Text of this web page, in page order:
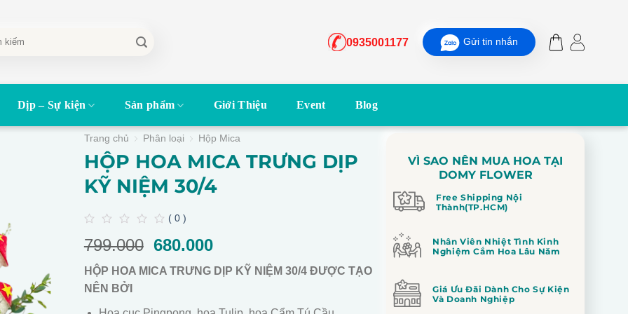
0935001177 Gửi tin nhắn
Dịp – Sự kiện Sản phẩm Giới Thiệu Event Blog
Trang chủ Phân loại Hộp Mica
HỘP HOA MICA TRƯNG DỊP
KỸ NIỆM 30/4
out
5
( 0 )
799.000 Giá
gốc
là:
680.000
hiện
tại
HỘP HOA MICA TRƯNG DỊP KỸ NIỆM 30/4 ĐƯỢC TẠO
NÊN BỞI
VÌ SAO NÊN MUA HOA TẠI
DOMY FLOWER
Free Shipping Nội
Thành(TP.HCM)
Nhân Viên Nhiệt Tình Kinh
Nghiệm Cắm Hoa Lâu Năm
Giá Ưu Đãi Dành Cho Sự Kiện
Và Doanh Nghiệp